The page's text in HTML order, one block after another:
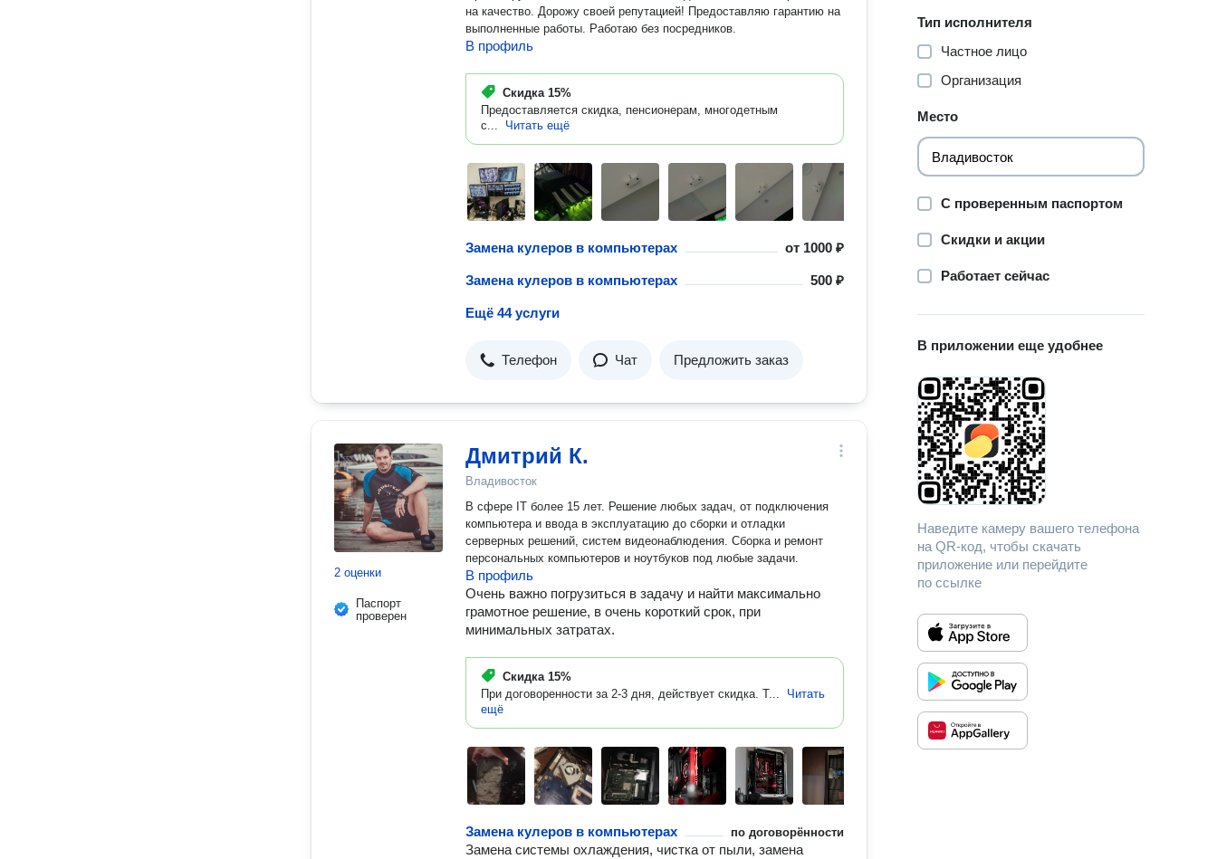
на качество. Дорожу своей репутацией! Предоставляю гарантию на
выполненные работы. Работаю без посредников.
В профиль
Скидка 15%
Предоставляется скидка, пенсионерам, многодетным
с...
Читать ещё
Замена кулеров в компьютерах от 1000 ₽
Замена кулеров в компьютерах 500 ₽
Ещё 44 услуги
Телефон Чат Предложить заказ
2 оценки
Паспорт
проверен
Дмитрий К.
Владивосток
В сфере IT более 15 лет. Решение любых задач, от подключения
компьютера и ввода в эксплуатацию до сборки и отладки
серверных решений, систем видеонаблюдения. Сборка и ремонт
персональных компьютеров и ноутбуков под любые задачи.
В профиль
Очень важно погрузиться в задачу и найти максимально
грамотное решение, в очень короткий срок, при
минимальных затратах.
Скидка 15%
При договоренности за 2-3 дня, действует скидка. Т...
Читать
ещё
Замена кулеров в компьютерах по договорённости
Замена системы охлаждения, чистка от пыли, замена
Тип исполнителя
Частное лицо
Организация
Место
С проверенным паспортом
Скидки и акции
Работает сейчас
В приложении еще удобнее
Наведите камеру вашего телефона
на QR-код, чтобы скачать
приложение или перейдите
по ссылке